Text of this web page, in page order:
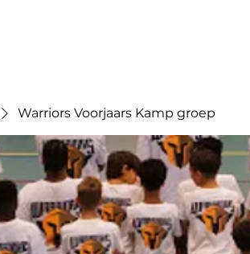
Warriors Voorjaars Kamp groep